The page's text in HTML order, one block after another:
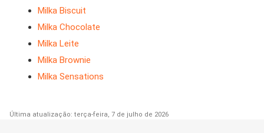
Milka Biscuit
Milka Chocolate
Milka Leite
Milka Brownie
Milka Sensations
Última atualização: terça-feira, 7 de julho de 2026